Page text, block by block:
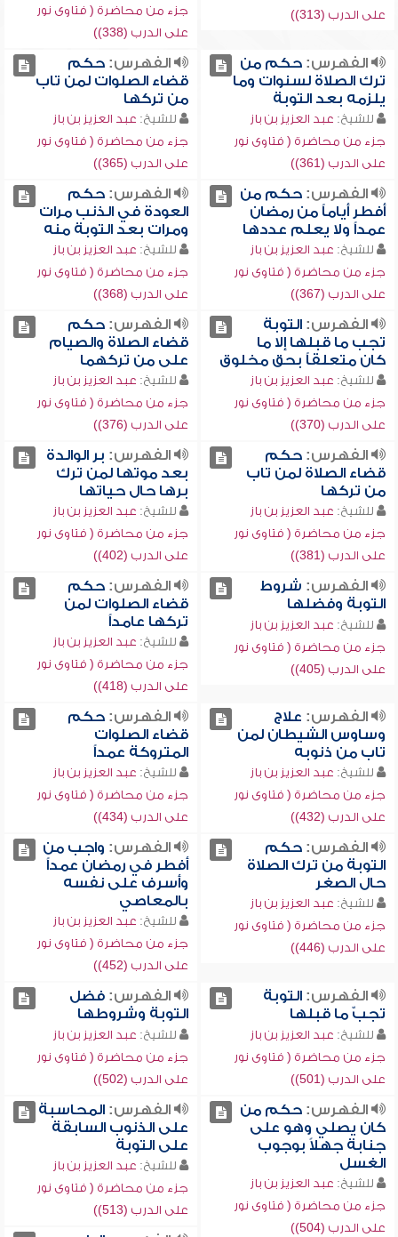
على الدرب (313))
جزء من محاضرة ( فتاوى نور
على الدرب (338))
الفهرس:حكم من
ترك الصلاة لسنوات وما
يلزمه بعد التوبة
للشيخ: عبد العزيز بن باز
جزء من محاضرة ( فتاوى نور
على الدرب (361))
الفهرس:حكم
قضاء الصلوات لمن تاب
من تركها
للشيخ: عبد العزيز بن باز
جزء من محاضرة ( فتاوى نور
على الدرب (365))
الفهرس:حكم من
أفطر أياماً من رمضان
عمداً ولا يعلم عددها
للشيخ: عبد العزيز بن باز
جزء من محاضرة ( فتاوى نور
على الدرب (367))
الفهرس:حكم
العودة في الذنب مرات
ومرات بعد التوبة منه
للشيخ: عبد العزيز بن باز
جزء من محاضرة ( فتاوى نور
على الدرب (368))
الفهرس:التوبة
تجب ما قبلها إلا ما
كان متعلقاً بحق مخلوق
للشيخ: عبد العزيز بن باز
جزء من محاضرة ( فتاوى نور
على الدرب (370))
الفهرس:حكم
قضاء الصلاة والصيام
على من تركهما
للشيخ: عبد العزيز بن باز
جزء من محاضرة ( فتاوى نور
على الدرب (376))
الفهرس:حكم
قضاء الصلاة لمن تاب
من تركها
للشيخ: عبد العزيز بن باز
جزء من محاضرة ( فتاوى نور
على الدرب (381))
الفهرس: بر الوالدة
بعد موتها لمن ترك
برها حال حياتها
للشيخ: عبد العزيز بن باز
جزء من محاضرة ( فتاوى نور
على الدرب (402))
الفهرس: شروط
التوبة وفضلها
للشيخ: عبد العزيز بن باز
جزء من محاضرة ( فتاوى نور
على الدرب (405))
الفهرس:حكم
قضاء الصلوات لمن
تركها عامداً
للشيخ: عبد العزيز بن باز
جزء من محاضرة ( فتاوى نور
على الدرب (418))
الفهرس: علاج
وساوس الشيطان لمن
تاب من ذنوبه
للشيخ: عبد العزيز بن باز
جزء من محاضرة ( فتاوى نور
على الدرب (432))
الفهرس:حكم
قضاء الصلوات
المتروكة عمداً
للشيخ: عبد العزيز بن باز
جزء من محاضرة ( فتاوى نور
على الدرب (434))
الفهرس:حكم
التوبة من ترك الصلاة
حال الصغر
للشيخ: عبد العزيز بن باز
جزء من محاضرة ( فتاوى نور
على الدرب (446))
الفهرس: واجب من
أفطر في رمضان عمداً
وأسرف على نفسه
بالمعاصي
للشيخ: عبد العزيز بن باز
جزء من محاضرة ( فتاوى نور
على الدرب (452))
الفهرس:التوبة
تجبّ ما قبلها
للشيخ: عبد العزيز بن باز
جزء من محاضرة ( فتاوى نور
على الدرب (501))
الفهرس:فضل
التوبة وشروطها
للشيخ: عبد العزيز بن باز
جزء من محاضرة ( فتاوى نور
على الدرب (502))
الفهرس:حكم من
كان يصلي وهو على
جنابة جهلاً بوجوب
الغسل
للشيخ: عبد العزيز بن باز
جزء من محاضرة ( فتاوى نور
على الدرب (504))
الفهرس:المحاسبة
على الذنوب السابقة
على التوبة
للشيخ: عبد العزيز بن باز
جزء من محاضرة ( فتاوى نور
على الدرب (513))